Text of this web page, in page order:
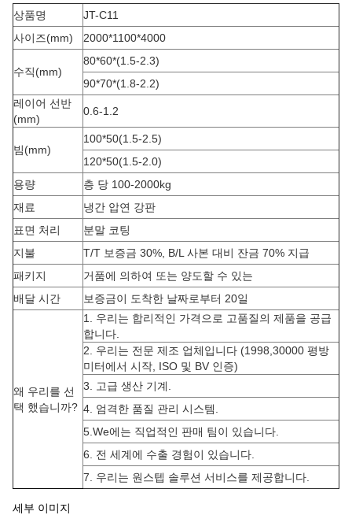
상품명
JT-C11
사이즈(mm)
2000*1100*4000
수직(mm)
80*60*(1.5-2.3)
90*70*(1.8-2.2)
레이어 선반
(mm)
0.6-1.2
빔(mm)
100*50(1.5-2.5)
120*50(1.5-2.0)
용량
층 당 100-2000kg
재료
냉간 압연 강판
표면 처리
분말 코팅
지불
T/T 보증금 30%, B/L 사본 대비 잔금 70% 지급
패키지
거품에 의하여 또는 양도할 수 있는
배달 시간
보증금이 도착한 날짜로부터 20일
왜 우리를 선
택 했습니까?
1. 우리는 합리적인 가격으로 고품질의 제품을 공급
합니다.
2. 우리는 전문 제조 업체입니다 (1998,30000 평방
미터에서 시작, ISO 및 BV 인증)
3. 고급 생산 기계.
4. 엄격한 품질 관리 시스템.
5.We에는 직업적인 판매 팀이 있습니다.
6. 전 세계에 수출 경험이 있습니다.
7. 우리는 원스텝 솔루션 서비스를 제공합니다.
세부 이미지